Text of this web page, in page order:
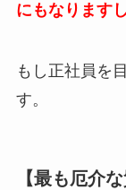
にもなります
もし正社員を
す。
【最も厄介